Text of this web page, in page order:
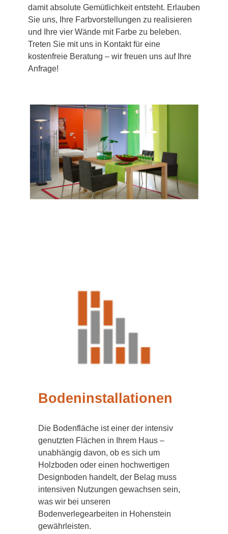
damit absolute Gemütlichkeit entsteht. Erlauben
Sie uns, Ihre Farbvorstellungen zu realisieren
und Ihre vier Wände mit Farbe zu beleben.
Treten Sie mit uns in Kontakt für eine
kostenfreie Beratung – wir freuen uns auf Ihre
Anfrage!
Bodeninstallationen
Die Bodenfläche ist einer der intensiv
genutzten Flächen in Ihrem Haus –
unabhängig davon, ob es sich um
Holzboden oder einen hochwertigen
Designboden handelt, der Belag muss
intensiven Nutzungen gewachsen sein,
was wir bei unseren
Bodenverlegearbeiten in Hohenstein
gewährleisten.